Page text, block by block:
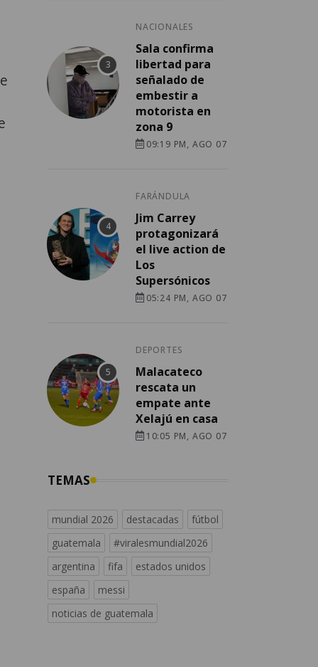
NACIONALES
Sala confirma
libertad para
señalado de
embestir a
motorista en
zona 9
09:19 PM, AGO 07
FARÁNDULA
Jim Carrey
protagonizará
el live action de
Los
Supersónicos
05:24 PM, AGO 07
DEPORTES
Malacateco
rescata un
empate ante
Xelajú en casa
10:05 PM, AGO 07
TEMAS
mundial 2026 destacadas
fútbol
guatemala
#viralesmundial2026
argentina
fifa
estados unidos
españa
messi
noticias de guatemala